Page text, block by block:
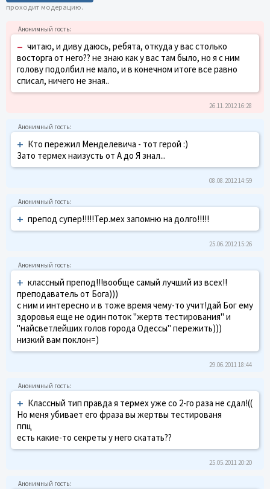
проходит модерацию.
– читаю, и диву даюсь, ребята, откуда у вас столько
восторга от него?? не знаю как у вас там было, но я с ним
голову подолбил не мало, и в конечном итоге все равно
списал, ничего не зная..
26.11.2012 16:28
+ Кто пережил Менделевича - тот герой :)
Зато термех наизусть от А до Я знал...
08.08.2012 14:59
+ препод супер!!!!!Тер.мех запомню на долго!!!!!
25.06.2012 15:26
+ классный препод!!!вообще самый лучший из всех!!
преподаватель от Бога)))
с ним и интересно и в тоже время чему-то учит!дай Бог ему
здоровья еще не один поток "жертв тестирования" и
"найсветлейших голов города Одессы" пережить)))
низкий вам поклон=)
29.06.2011 18:44
+ Классный тип правда я термех уже со 2-го раза не сдал!((
Но меня убивает его фраза вы жертвы тестированя
ппц
есть какие-то секреты у него скатать??
25.05.2011 20:20